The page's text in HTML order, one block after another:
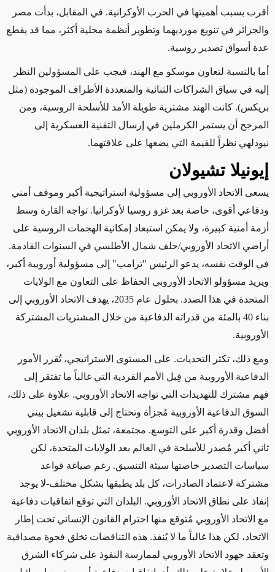
أقرب بسبب أهميتها في الحرب الأوكرانية. في المقابل، بدأت مصر
والجزائر في تنويع مورديهما وتطوير أنظمة محلية أكثر، مما قد يقطع
عدة أسواق تصدير روسية.
أما بالنسبة لتعاون موسكو مع الهند، فيجب على المسؤولين النظر
إليه في سياق الشراكات الثنائية والمتعددة الأطراف الموجودة (مثل
بريكس). كانت الهند مشترية طويلة الأمد للأسلحة الروسية، ومن
المرجح أن يستمر الكرملين في إرسال التقنية العسكرية إلى
نيودلهي نظراً للقيمة التي يضعها على علاقتهما.
إيونيلا تشيولان
يسعى الاتحاد الأوروبي إلى مسؤولية استراتيجية أكبر وموقف أمني
ودفاعي أقوى، خاصة بعد غزو روسيا لأوكرانيا. تواجه القارة وسط
أزمة أمنية كبيرة، ولا يمكن استبعاد إمكانية الهجمات الروسية على
أراضي الاتحاد الأوروبي/حلف شمال الأطلسي في السنوات القادمة.
في الوقت نفسه، يدعو الرئيس "ترامب" إلى مسؤولية أوروبية أكبر،
ويريد مسؤولو الاتحاد الأوروبي الحفاظ على التعاون مع الولايات
المتحدة في هذا الصدد. بحلول عام 2035، يهدف الاتحاد الأوروبي إلى
بناء 40 بالمئة من قدراته الدفاعية من خلال المشتريات المشتركة
الأوروبية.
ومع ذلك، تكثر التحديات. على المستوى الاستراتيجي، تُقرر الأمور
الدفاعية الأوروبية من قِبل الأمم الفردية التي غالباً ما تفتقر إلى
فهم مشترك للتهديدات التي تواجه الاتحاد الأوروبي. علاوة على ذلك،
السوق الدفاعية الأوروبية مُجزأة وتحتاج إلى قابلية تشغيل بيني
أفضل وقدرة أكبر على التوسع. مجتمعة، تمثل بلدان الاتحاد الأوروبي
ثاني أكبر مُصدر للأسلحة في العالم بعد الولايات المتحدة، لكن
سياسات التصدير خاصتها سيئة التنسيق. رغم صياغة قواعد
مشتركة لاعتماد الصادرات، كل بلد يطبقها بشكل مختلف-لا يوجد
إنفاذ على نطاق الاتحاد الأوروبي. البلدان التي توقع اتفاقيات دفاعية
مع الاتحاد الأوروبي مُتوقع منها احترام القانون الإنساني تحت إطار
الاتحاد، لكن هذا غالباً ما لا يُنفذ. هذه التناقضات تخلق فجوة مصداقية
وتعقد جهود الاتحاد الأوروبي لممارسة النفوذ على شركاء الشرق